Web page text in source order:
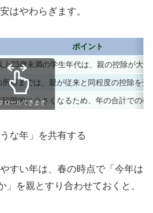
はやわらぎます。
ポイント
上23歳未満の学生年代は、親の控除が大
所得までは、親が従来と同程度の控除を受
段階的に小さくなるため、年の合計での確
ロールできます
な年」を共有する
すい年は、春の時点で「今年は
」を親とすり合わせておくと、